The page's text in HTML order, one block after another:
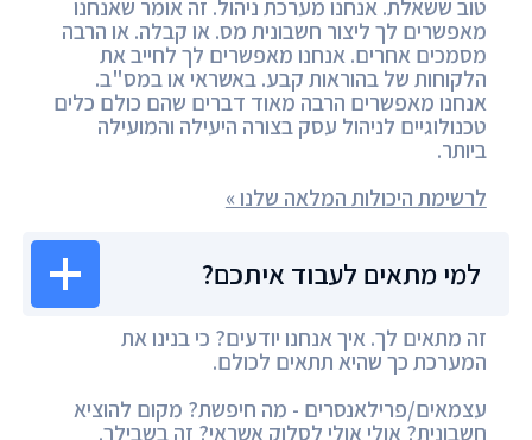
טוב ששאלת. אנחנו מערכת ניהול. זה אומר שאנחנו
מאפשרים לך ליצור חשבונית מס. או קבלה. או הרבה
מסמכים אחרים. אנחנו מאפשרים לך לחייב את
הלקוחות של בהוראות קבע. באשראי או במס"ב.
אנחנו מאפשרים הרבה מאוד דברים שהם כולם כלים
טכנולוגיים לניהול עסק בצורה היעילה והמועילה
ביותר.
לרשימת היכולות המלאה שלנו »
למי מתאים לעבוד איתכם?
זה מתאים לך. איך אנחנו יודעים? כי בנינו את
המערכת כך שהיא תתאים לכולם.
עצמאים/פרילאנסרים - מה חיפשת? מקום להוציא
חשבונית? אולי אולי לסלוק אשראי? זה בשבילך.